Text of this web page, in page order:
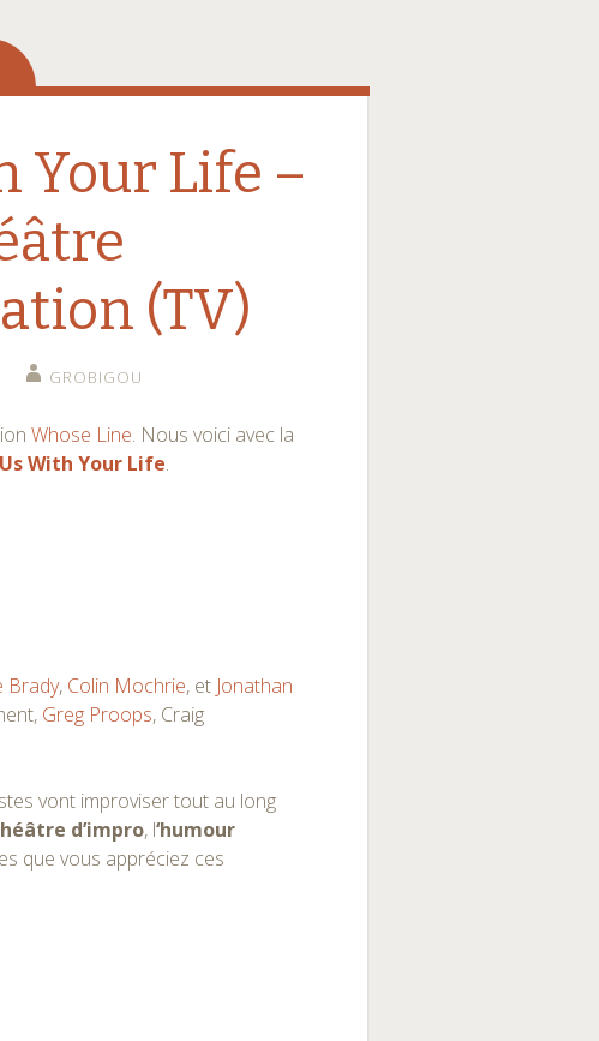
Your Life –
(TV)
GROBIGOU
Whose Line. Nous voici avec la
With Your Life.
Brady, Colin Mochrie, et Jonathan
Greg Proops, Craig
vont improviser tout au long
d’impro, l‘humour
que vous appréciez ces